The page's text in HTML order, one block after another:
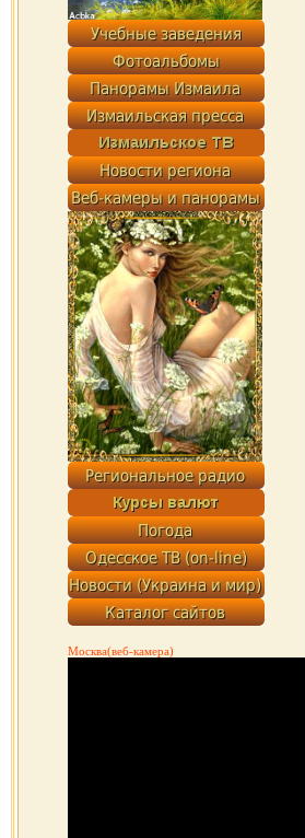
Москва(веб-камера)